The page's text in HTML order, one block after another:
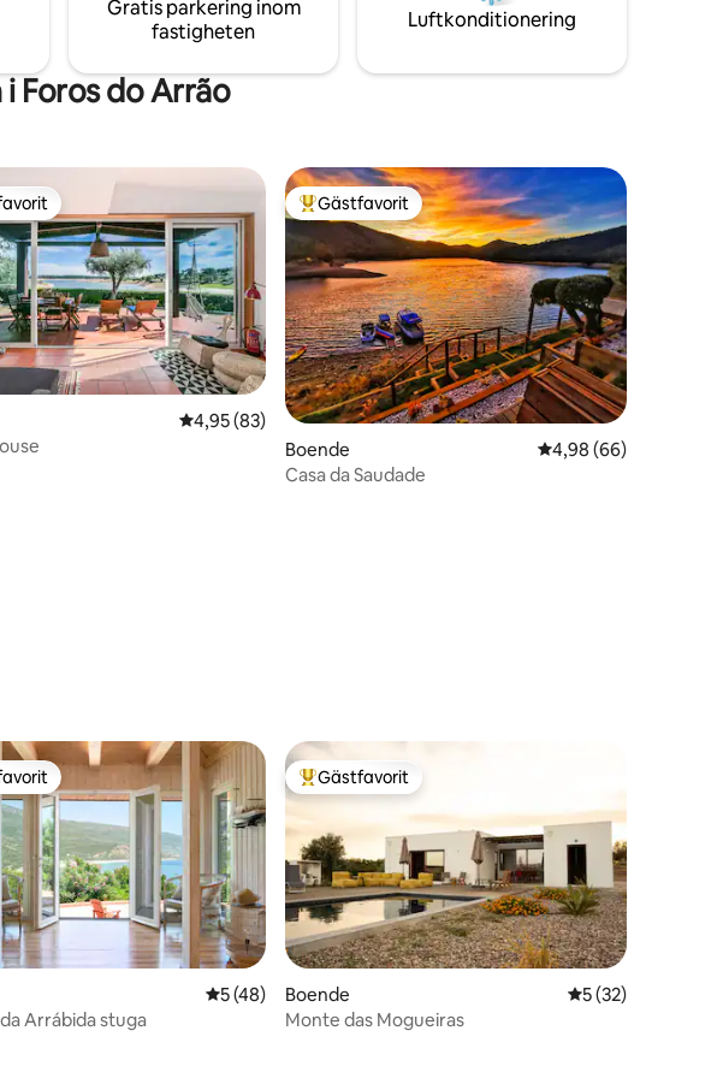
eller par.
låda efter svit.
Gratis parkering inom
fastigheten
Luftkonditionering
Foros do Arrão
betyg, 26 omdömen
gästfavorit
4,95 av 5 i genomsnittligt betyg, 83 omdömen
4,95 (83)
Populär gästfavorit
Gästfavorit
Boende 4,98 av 5 i
4,98 (66)
Casa da Saudade
betyg, 56 omdömen
gästfavorit
5 av 5 i genomsnittligt betyg, 48 omdömen
5 (48)
Arrábida stuga
Populär gästfavorit
Gästfavorit
Boende 5 av 5 i
5 (32)
Monte das Mogueiras